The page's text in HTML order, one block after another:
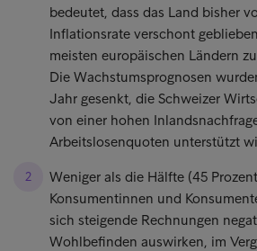
bedeutet, dass das Land bisher
Inflationsrate verschont
meisten europäischen Ländern
Die Wachstumsprognosen
Jahr gesenkt, die Schweizer
von einer hohen
Arbeitslosenquoten unterstützt
Weniger als die Hälfte (45
Konsumentinnen und
sich steigende Rechnungen
Wohlbefinden auswirken, im